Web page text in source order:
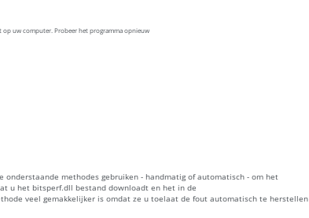
uw computer. Probeer het programma opnieuw
methodes gebruiken - handmatig of automatisch - om het
u het bitsperf.dll bestand downloadt en het in de
veel gemakkelijker is omdat ze u toelaat de fout automatisch te herstellen